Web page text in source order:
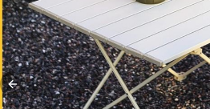
Previous slide